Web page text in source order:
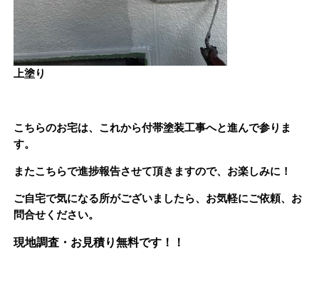
上塗り
こちらのお宅は、これから付帯塗装工事へと進んで参りま
す。
またこちらで進捗報告させて頂きますので、お楽しみに！
ご自宅で気になる所がございましたら、 お気軽にご依頼、お
問合せください。
現地調査・お見積り無料です！！